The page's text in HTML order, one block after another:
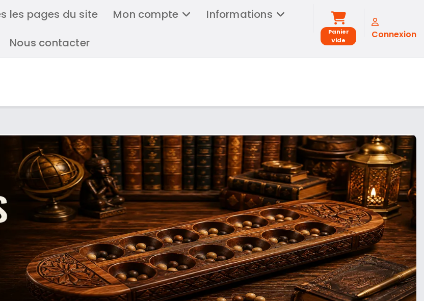
les pages du site Mon compte
Informations
Nous contacter
Panier
Vide
Connexion